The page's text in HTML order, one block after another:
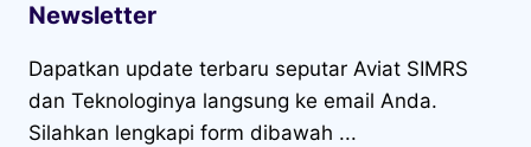
Newsletter
Dapatkan update terbaru seputar Aviat SIMRS
dan Teknologinya langsung ke email Anda.
Silahkan lengkapi form dibawah ...